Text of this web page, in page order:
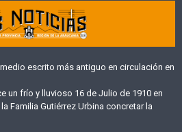
escrito más antiguo en circulación en
un frío y lluvioso 16 de Julio de 1910 en
Familia Gutiérrez Urbina concretar la